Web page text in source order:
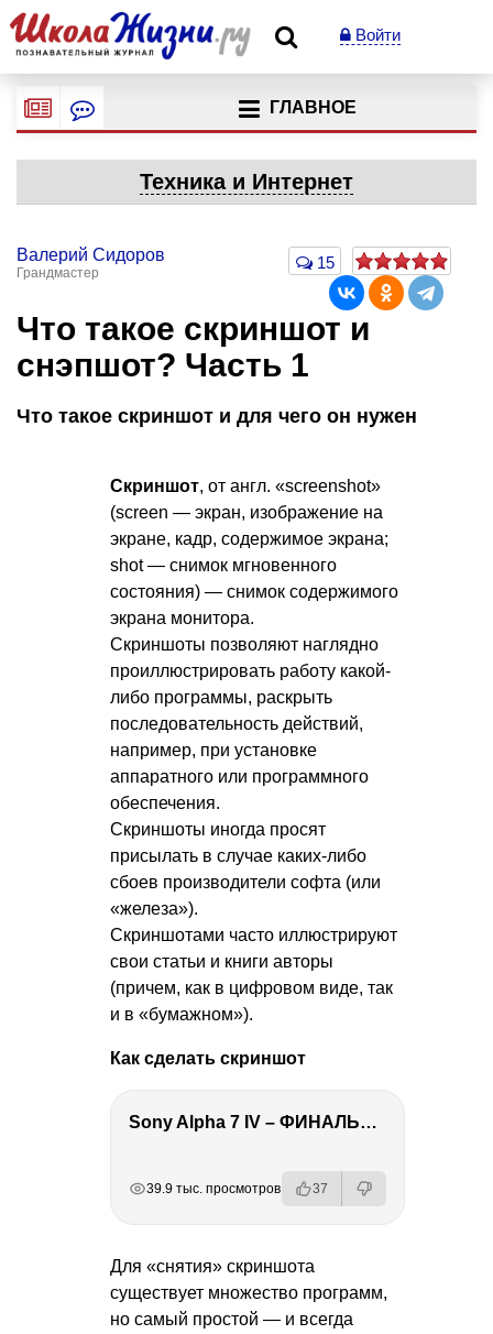
Войти
ГЛАВНОЕ
Техника и Интернет
Валерий Сидоров
Грандмастер
15
Что такое скриншот и
снэпшот? Часть 1
Что такое скриншот и для чего он нужен
Скриншот, от англ. «screenshot»
(screen — экран, изображение на
экране, кадр, содержимое экрана;
shot — снимок мгновенного
состояния) — снимок содержимого
экрана монитора.
Скриншоты позволяют наглядно
проиллюстрировать работу какой-
либо программы, раскрыть
последовательность действий,
например, при установке
аппаратного или программного
обеспечения.
Скриншоты иногда просят
присылать в случае каких-либо
сбоев производители софта (или
«железа»).
Скриншотами часто иллюстрируют
свои статьи и книги авторы
(причем, как в цифровом виде, так
и в «бумажном»).
Как сделать скриншот
Sony Alpha 7 IV – ФИНАЛЬНЫЙ ОБЗОР
39.9 тыс. просмотров 37
Для «снятия» скриншота
существует множество программ,
но самый простой — и всегда